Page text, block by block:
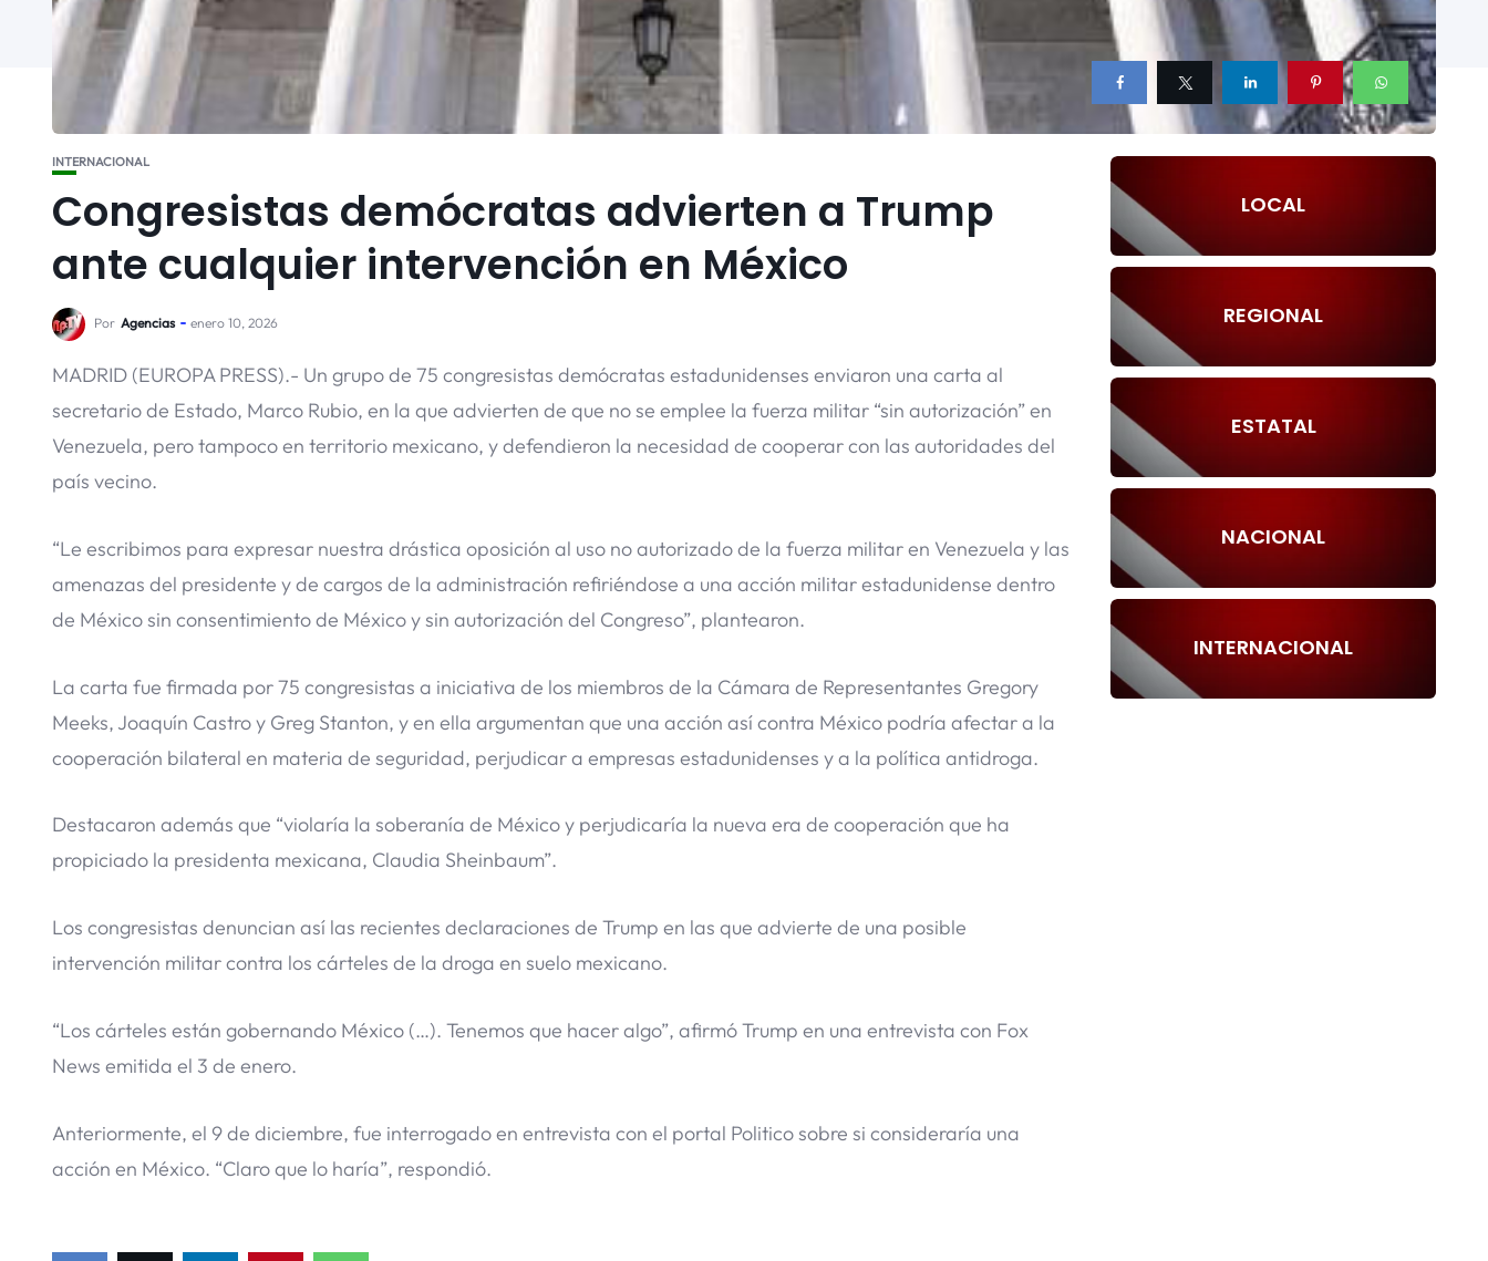
INTERNACIONAL
Congresistas demócratas advierten a Trump
ante cualquier intervención en México
Por Agencias enero 10, 2026
MADRID (EUROPA PRESS).- Un grupo de 75 congresistas demócratas estadunidenses enviaron una carta al
secretario de Estado, Marco Rubio, en la que advierten de que no se emplee la fuerza militar “sin autorización” en
Venezuela, pero tampoco en territorio mexicano, y defendieron la necesidad de cooperar con las autoridades del
país vecino.
“Le escribimos para expresar nuestra drástica oposición al uso no autorizado de la fuerza militar en Venezuela y las
amenazas del presidente y de cargos de la administración refiriéndose a una acción militar estadunidense dentro
de México sin consentimiento de México y sin autorización del Congreso”, plantearon.
La carta fue firmada por 75 congresistas a iniciativa de los miembros de la Cámara de Representantes Gregory
Meeks, Joaquín Castro y Greg Stanton, y en ella argumentan que una acción así contra México podría afectar a la
cooperación bilateral en materia de seguridad, perjudicar a empresas estadunidenses y a la política antidroga.
Destacaron además que “violaría la soberanía de México y perjudicaría la nueva era de cooperación que ha
propiciado la presidenta mexicana, Claudia Sheinbaum”.
Los congresistas denuncian así las recientes declaraciones de Trump en las que advierte de una posible
intervención militar contra los cárteles de la droga en suelo mexicano.
“Los cárteles están gobernando México (…). Tenemos que hacer algo”, afirmó Trump en una entrevista con Fox
News emitida el 3 de enero.
Anteriormente, el 9 de diciembre, fue interrogado en entrevista con el portal Politico sobre si consideraría una
acción en México. “Claro que lo haría”, respondió.
LOCAL
REGIONAL
ESTATAL
NACIONAL
INTERNACIONAL